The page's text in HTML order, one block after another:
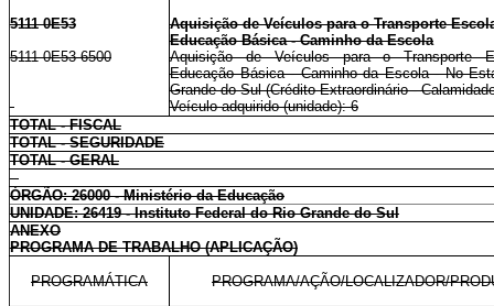
5111 0E53
Aquisição de Veículos para o Transporte
Educação Básica - Caminho da Escola
5111 0E53 6500
Aquisição de Veículos para o Transporte
Educação Básica - Caminho da Escola - No
Grande do Sul (Crédito Extraordinário -
Veículo adquirido (unidade): 6
TOTAL - FISCAL
TOTAL - SEGURIDADE
TOTAL - GERAL
ÓRGÃO: 26000 - Ministério da Educação
UNIDADE: 26419 - Instituto Federal do Rio Grande do Sul
ANEXO
PROGRAMA DE TRABALHO (APLICAÇÃO)
PROGRAMÁTICA PROGRAMA/AÇÃO/LOCALIZADOR/